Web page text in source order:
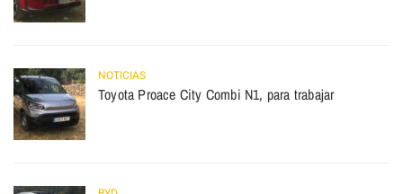
NOTICIAS
Toyota Proace City Combi N1, para trabajar